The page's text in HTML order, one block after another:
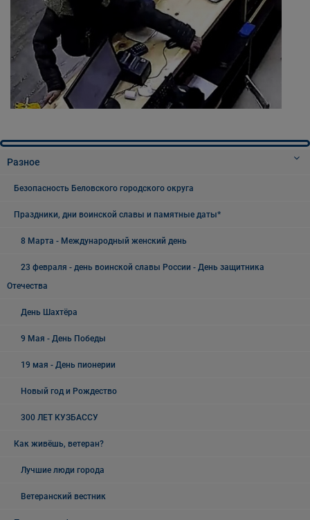
Разное
Безопасность Беловского городского округа
Праздники, дни воинской славы и памятные даты*
8 Марта - Международный женский день
23 февраля - день воинской славы России - День защитника
Отечества
День Шахтёра
9 Мая - День Победы
19 мая - День пионерии
Новый год и Рождество
300 ЛЕТ КУЗБАССУ
Как живёшь, ветеран?
Лучшие люди города
Ветеранский вестник